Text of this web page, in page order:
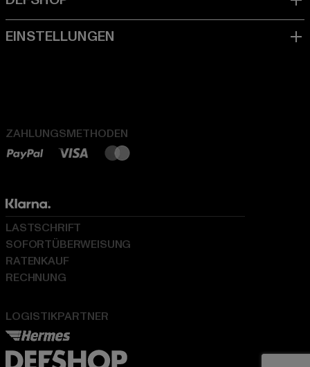
ZAHLUNGSMETHODEN
LOGISTIKPARTNER
LASTSCHRIFT
SOFORTÜBERWEISUNG
RATENKAUF
RECHNUNG